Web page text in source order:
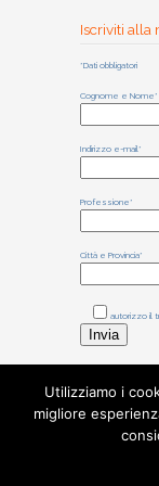
Iscriviti alla
*Dati obbligatori
Cognome e Nome*
Indirizzo e-mail*
Professione*
Città e Provincia*
autorizzo il
©2025
Sede
Roma -
Utilizziamo i
migliore